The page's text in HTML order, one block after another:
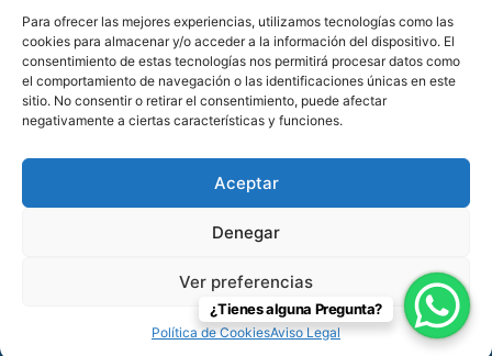
Para ofrecer las mejores experiencias, utilizamos tecnologías como las
cookies para almacenar y/o acceder a la información del dispositivo. El
consentimiento de estas tecnologías nos permitirá procesar datos como
el comportamiento de navegación o las identificaciones únicas en este
sitio. No consentir o retirar el consentimiento, puede afectar
negativamente a ciertas características y funciones.
Aceptar
Denegar
Ver preferencias
Política de CookiesAviso Legal
Avenida Juan XXIII 15 B 28224 – Pozuelo de Alarcón,
Madrid
Tel:+34 913527728
+34 669 83 48 45
info@psicologospozuelo.es
© 2026 Psicólogos Pozuelo en Pozuelo de Alarcón – 91 352 77 28.
Todos los derechos reservados.
¿Tienes alguna Pregunta?